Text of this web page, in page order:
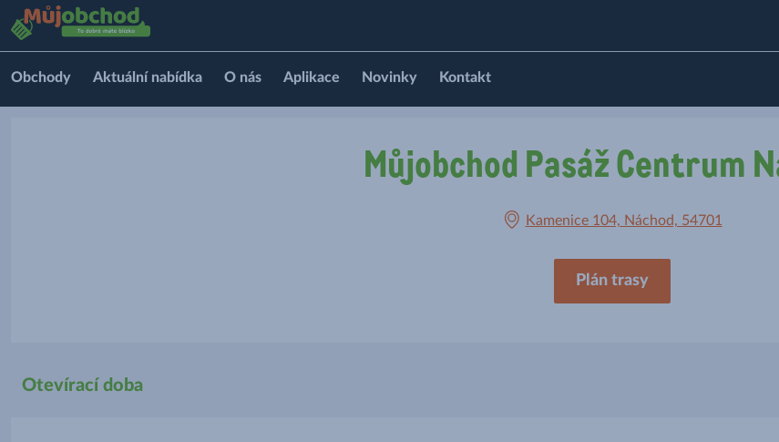
Obchody Aktuální nabídka O nás Aplikace Novinky Kontakt
Můjobchod Pasáž Centrum
Kamenice 104, Náchod, 54701
Plán trasy
Otevírací doba